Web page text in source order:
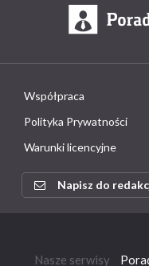
Współpraca
Polityka Prywatności
Warunki licencyjne
Napisz do
Nasze serwisy